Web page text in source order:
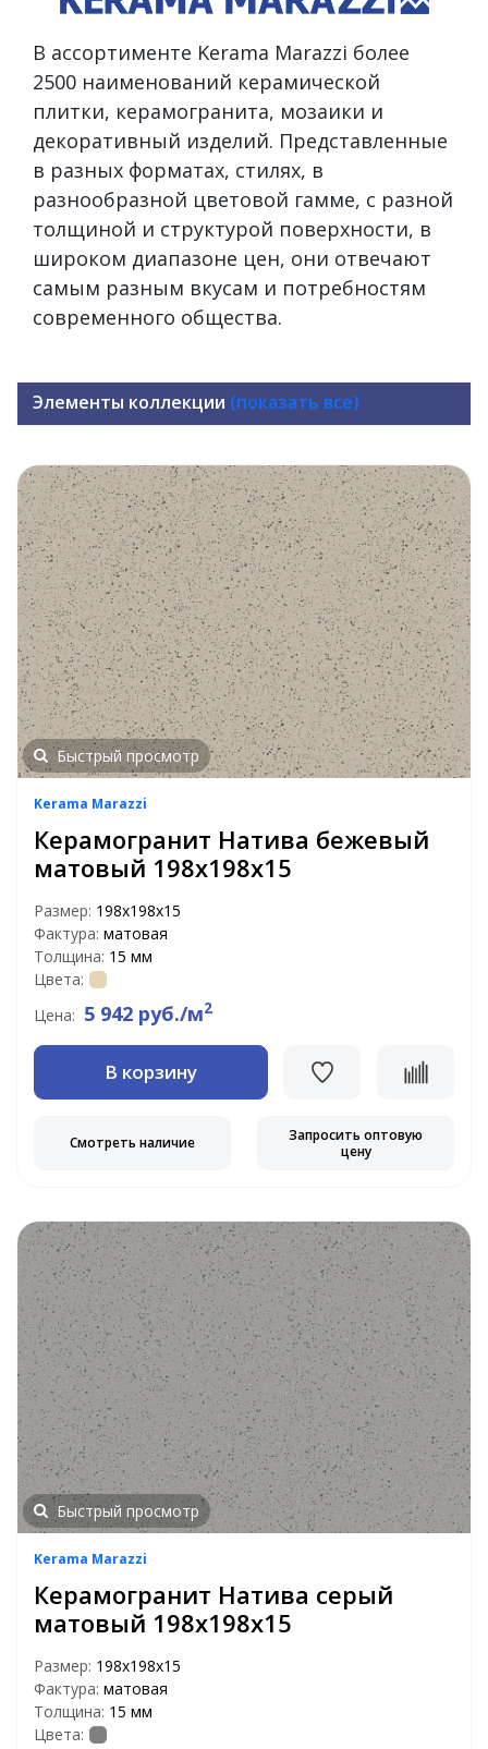
В ассортименте Kerama Marazzi более
2500 наименований керамической
плитки, керамогранита, мозаики и
декоративный изделий. Представленные
в разных форматах, стилях, в
разнообразной цветовой гамме, с разной
толщиной и структурой поверхности, в
широком диапазоне цен, они отвечают
самым разным вкусам и потребностям
современного общества.
Элементы коллекции (показать все)
Быстрый просмотр
Kerama Marazzi
Керамогранит Натива бежевый
матовый 198x198x15
Размер: 198x198x15
Фактура: матовая
Толщина: 15 мм
Цвета:
Цена: 5 942 руб./м2
В корзину
Смотреть наличие
Запросить оптовую
цену
Быстрый просмотр
Kerama Marazzi
Керамогранит Натива серый
матовый 198x198x15
Размер: 198x198x15
Фактура: матовая
Толщина: 15 мм
Цвета: